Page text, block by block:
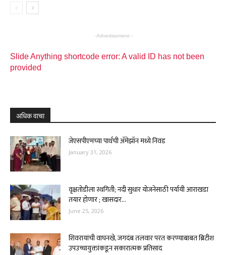
- Advertisement -
Slide Anything shortcode error: A valid ID has not been
provided
अधिक वाचा
जेएसपीएमच्या पार्थची ॲमेझॉन मध्ये निवड
January 31, 2026
वृक्षतोडीला स्थगिती; नदी सुधार योजनेसाठी पर्यायी आराखडा
तयार होणार ; खासदार...
June 25, 2026
शिवरायांची वाघनखे, जगदंब तलवार परत करण्याबाबत ब्रिटीश
उपउच्चायुक्तांकडून सकारात्मक प्रतिसाद